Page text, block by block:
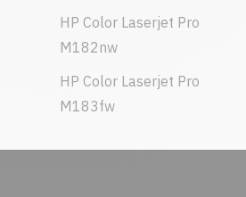
HP Color Laserjet Pro
M182nw
HP Color Laserjet Pro
M183fw